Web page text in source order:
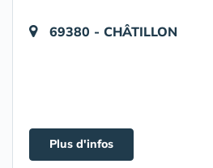
69380 - CHÂTILLON
Plus d'infos